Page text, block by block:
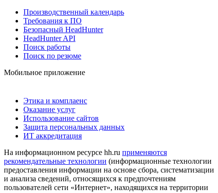
Производственный календарь
Требования к ПО
Безопасный HeadHunter
HeadHunter API
Поиск работы
Поиск по резюме
Мобильное приложение
Этика и комплаенс
Оказание услуг
Использование сайтов
Защита персональных данных
ИТ аккредитация
На информационном ресурсе hh.ru применяются
рекомендательные технологии (информационные технологии
предоставления информации на основе сбора, систематизации
и анализа сведений, относящихся к предпочтениям
пользователей сети «Интернет», находящихся на территории